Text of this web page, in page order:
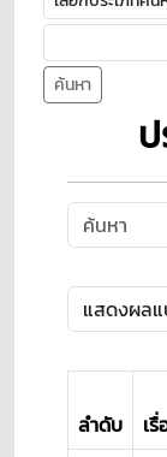
ค้นหา
ลำดับ เ